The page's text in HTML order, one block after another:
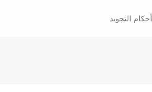
أحكام التجويد